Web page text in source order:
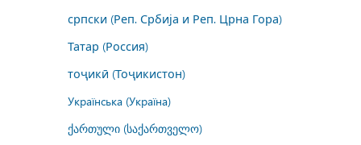
српски (Реп. Србија и Реп. Црна Гора)
Татар (Россия)
тоҷикӣ (Тоҷикистон)
Українська (Україна)
ქართული (საქართველო)